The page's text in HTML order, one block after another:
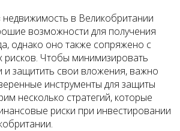
в Великобритании
возможности для получения
однако оно также сопряжено с
Чтобы минимизировать
защитить свои вложения, важно
инструменты для защиты
несколько стратегий, которые
риски при инвестировании